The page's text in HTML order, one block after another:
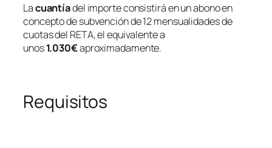
Lacuantíadel importe consistirá en un abono en
concepto de subvención de 12 mensualidades de
cuotas del RETA, el equivalente a
unos1.030€aproximadamente.
Requisitos